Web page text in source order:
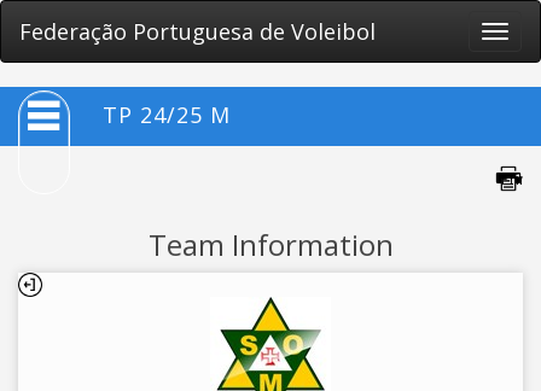
Federação Portuguesa de Voleibol
Toggle
TP 24/25 M
Team Information